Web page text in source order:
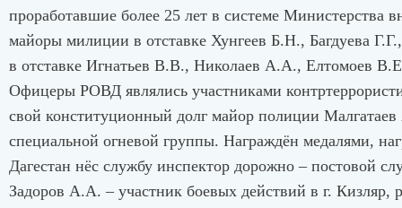
проработавшие более 25 лет в системе
майоры милиции в отставке Хунгеев Б.Н., Багдуева
в отставке Игнатьев В.В., Николаев А.А., Елтомоев
Офицеры РОВД являлись участниками
свой конституционный долг майор полиции
специальной огневой группы. Награждён медалями,
Дагестан нёс службу инспектор дорожно –
Задоров А.А. – участник боевых действий в г. Кизляр,